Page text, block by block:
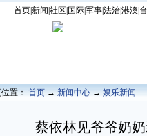
首页|新闻 社区 国际|军事|法治|港澳
位置：首页→新闻中心→娱乐新闻
蔡依林见爷爷奶